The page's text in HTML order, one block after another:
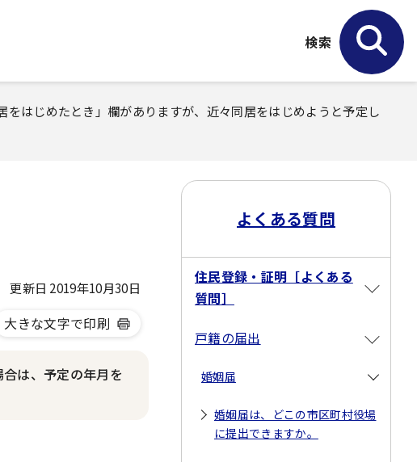
検索
をはじめたとき」欄がありますが、近々同居をはじめようと予定し
更新日 2019年10月30日
大きな文字で印刷
は、予定の年月を
よくある質問
住民登録・証明［よくある
質問］
戸籍の届出
婚姻届
婚姻届は、どこの市区町村役場
に提出できますか。